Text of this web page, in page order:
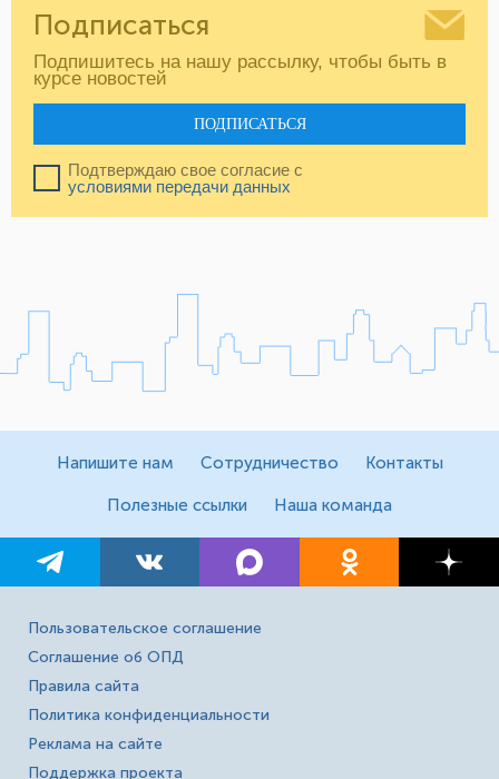
Подписаться
Подпишитесь на нашу рассылку, чтобы быть в
курсе новостей
ПОДПИСАТЬСЯ
Подтверждаю свое согласие с
условиями передачи данных
Напишите нам Сотрудничество Контакты
Полезные ссылки Наша команда
Пользовательское соглашение
Соглашение об ОПД
Правила сайта
Политика конфиденциальности
Реклама на сайте
Поддержка проекта